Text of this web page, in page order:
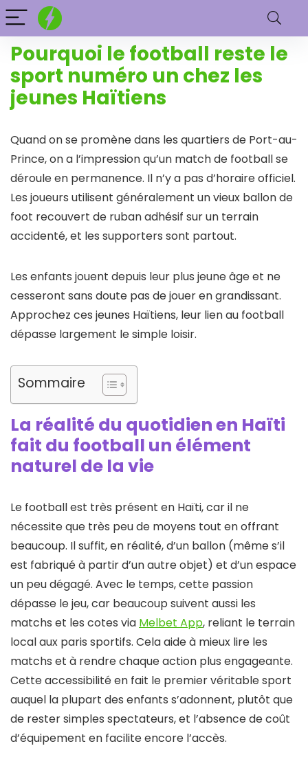
Pourquoi le football reste le
sport numéro un chez les
jeunes Haïtiens
Quand on se promène dans les quartiers de Port-au-
Prince, on a l’impression qu’un match de football se
déroule en permanence. Il n’y a pas d’horaire officiel.
Les joueurs utilisent généralement un vieux ballon de
foot recouvert de ruban adhésif sur un terrain
accidenté, et les supporters sont partout.
Les enfants jouent depuis leur plus jeune âge et ne
cesseront sans doute pas de jouer en grandissant.
Approchez ces jeunes Haïtiens, leur lien au football
dépasse largement le simple loisir.
Sommaire
La réalité du quotidien en Haïti
fait du football un élément
naturel de la vie
Le football est très présent en Haïti, car il ne
nécessite que très peu de moyens tout en offrant
beaucoup. Il suffit, en réalité, d’un ballon (même s’il
est fabriqué à partir d’un autre objet) et d’un espace
un peu dégagé. Avec le temps, cette passion
dépasse le jeu, car beaucoup suivent aussi les
matchs et les cotes via Melbet App, reliant le terrain
local aux paris sportifs. Cela aide à mieux lire les
matchs et à rendre chaque action plus engageante.
Cette accessibilité en fait le premier véritable sport
auquel la plupart des enfants s’adonnent, plutôt que
de rester simples spectateurs, et l’absence de coût
d’équipement en facilite encore l’accès.